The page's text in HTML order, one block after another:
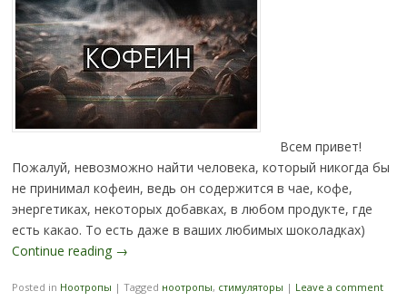
Всем привет!
Пожалуй, невозможно найти человека, который никогда бы
не принимал кофеин, ведь он содержится в чае, кофе,
энергетиках, некоторых добавках, в любом продукте, где
есть какао. То есть даже в ваших любимых шоколадках)
Continue reading →
Posted in Ноотропы | Tagged ноотропы, стимуляторы | Leave a comment